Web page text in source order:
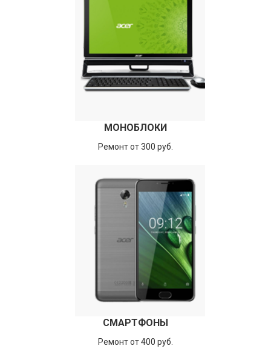
МОНОБЛОКИ
Ремонт от 300 руб.
СМАРТФОНЫ
Ремонт от 400 руб.